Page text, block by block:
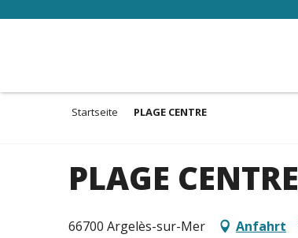
Startseite PLAGE CENTRE
PLAGE CENTRE
66700 Argelès-sur-Mer Anfahrt